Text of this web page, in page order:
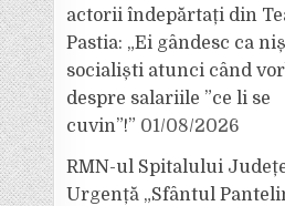
actorii îndepărtați din
Pastia: „Ei gândesc ca
socialiști atunci când
despre salariile ”ce li se
cuvin”!” 01/08/2026
RMN-ul Spitalului
Urgență „Sfântul